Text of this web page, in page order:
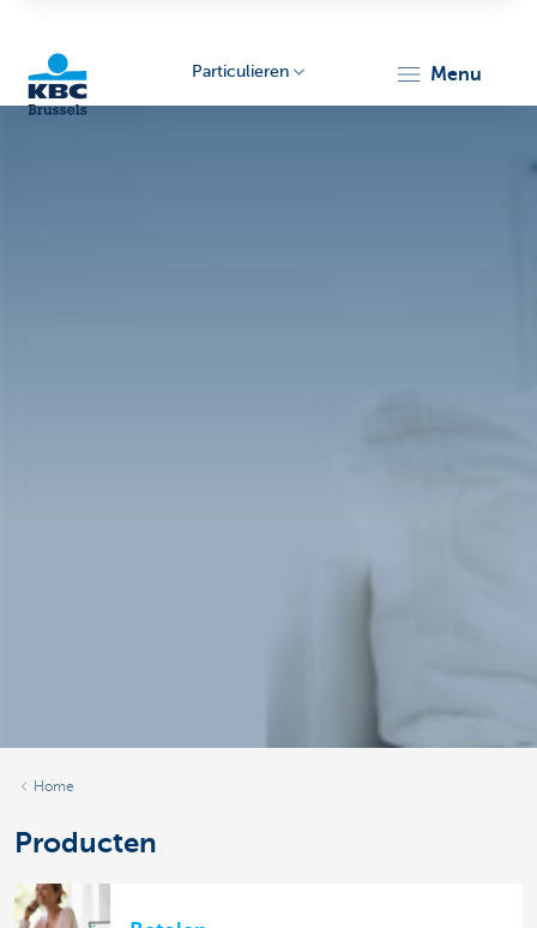
Particulieren menu
Home
Producten